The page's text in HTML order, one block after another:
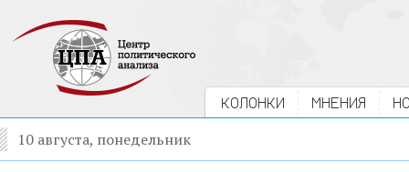
КОЛОНКИ МНЕНИЯ
10 августа, понедельник